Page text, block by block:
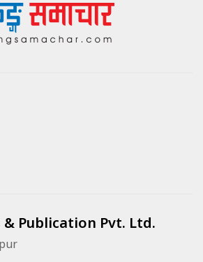
Publication Pvt. Ltd.